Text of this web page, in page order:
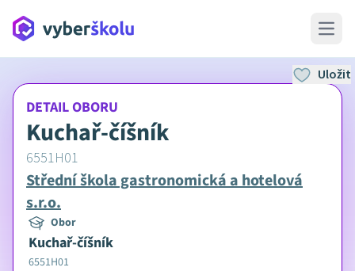
Open
DETAIL OBORU
Kuchař-číšník
6551H01
Střední škola gastronomická a hotelová
s.r.o.
Obor
Kuchař-číšník
6551H01
Uložit